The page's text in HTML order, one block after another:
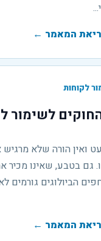
המאמר ←
לקוחות
ואין הורה שלא מרגיש
גם בטבע, שאינו מכיר
הביולוגים גורמים
המאמר ←